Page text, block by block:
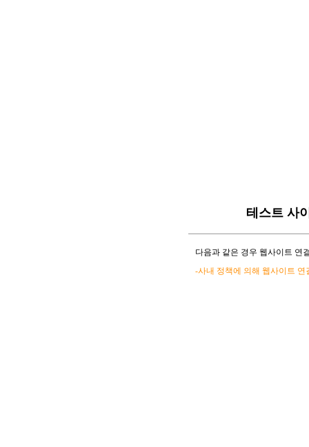
테스트 사
다음과 같은 경우 웹사이트 연
-사내 정책에 의해 웹사이트